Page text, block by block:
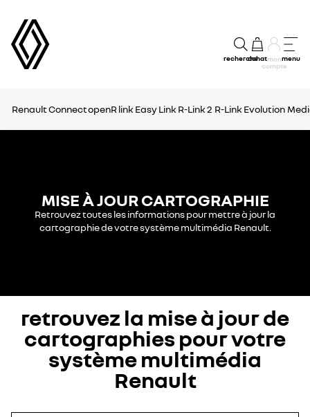
rechercheachatmon
compte
menu
Renault ConnectopenR linkEasy LinkR-Link 2 R-Link Evolution
MISE À JOUR CARTOGRAPHIE
Retrouvez toutes les informations pour mettre à jour la
cartographie de votre système multimédia Renault.
retrouvez la mise à jour de
cartographies pour votre
système multimédia
Renault